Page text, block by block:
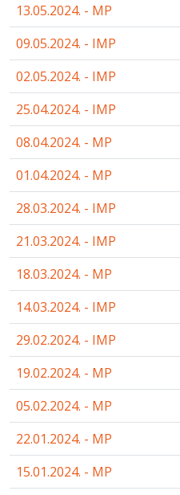
13.05.2024. - MP
09.05.2024. - IMP
02.05.2024. - IMP
25.04.2024. - IMP
08.04.2024. - MP
01.04.2024. - MP
28.03.2024. - IMP
21.03.2024. - IMP
18.03.2024. - MP
14.03.2024. - IMP
29.02.2024. - IMP
19.02.2024. - MP
05.02.2024. - MP
22.01.2024. - MP
15.01.2024. - MP